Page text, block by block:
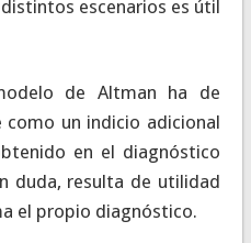
escenarios es útil
de Altman ha de
un indicio adicional
en el diagnóstico
duda, resulta de utilidad
el propio diagnóstico.